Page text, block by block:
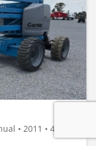
• 2011 • 4283h •